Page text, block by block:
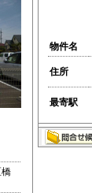
物件名
住所
最寄駅